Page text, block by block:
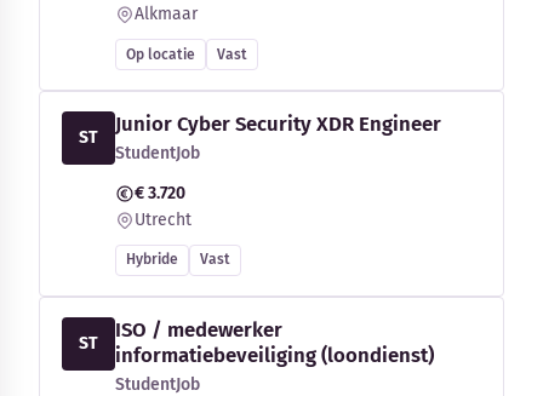
Alkmaar
Op locatie Vast
ST
Junior Cyber Security XDR Engineer
StudentJob
€ 3.720
Utrecht
Hybride Vast
ST
ISO / medewerker
informatiebeveiliging (loondienst)
StudentJob